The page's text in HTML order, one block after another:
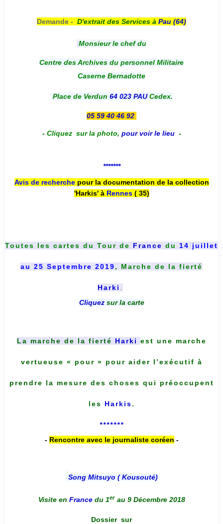
Demande - D'extrait des Services à Pau (64)
Monsieur le chef du
Centre des Archives du personnel Militaire
Caserne Bernadotte
Place de Verdun 64 023 PAUCedex.
05 59 40 46 92
- Cliquez sur la photo, pour voir le lieu -
*******
Avis de recherche pour la documentation de la collection
'Harkis' à Rennes( 35)
Toutes les cartes du Tour de France du 14 juillet
au 25 Septembre 2019, Marche de la fierté
Harki
Cliquez sur la carte
La marche de la fierté Harki est une marche
vertueuse « pour » pour aider l’exécutif à
prendre la mesure des choses qui préoccupent
les Harkis.
*******
- Rencontre avec le journaliste coréen -
Song Mitsuyo ( Kousouté)
Visite en France du 1er au 9 Décembre 2018
Dossier sur